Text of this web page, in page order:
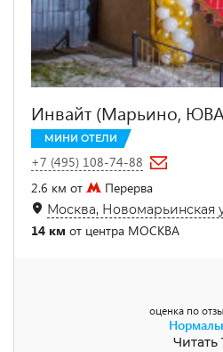
Инвайт (Марьино,
МИНИ ОТЕЛИ
+7 (495) 108-74-88
2.6 км от
Перерва
Москва, Новомарьинская
14 км от центра МОСКВА
оценка по
Читать